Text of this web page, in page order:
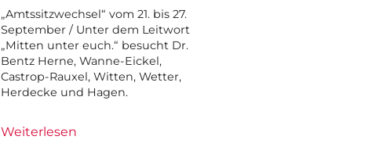
„Amtssitzwechsel“ vom 21. bis 27.
September / Unter dem Leitwort
„Mitten unter euch.“ besucht Dr.
Bentz Herne, Wanne-Eickel,
Castrop-Rauxel, Witten, Wetter,
Herdecke und Hagen.
Weiterlesen